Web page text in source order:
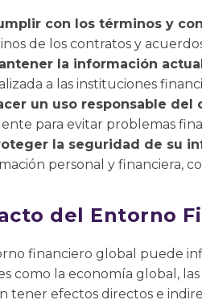
con los términos y
de los contratos y
la información
a las instituciones
un uso responsable del
para evitar problemas
la seguridad de su
personal y financiera,
del Entorno
financiero global puede
como la economía global,
tener efectos directos e